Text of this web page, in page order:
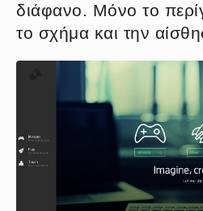
διάφανο. Μόνο το
το σχήμα και την